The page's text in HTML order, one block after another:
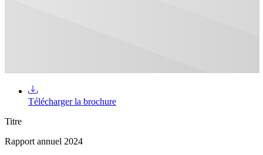
Télécharger la brochure
Titre
Rapport annuel 2024